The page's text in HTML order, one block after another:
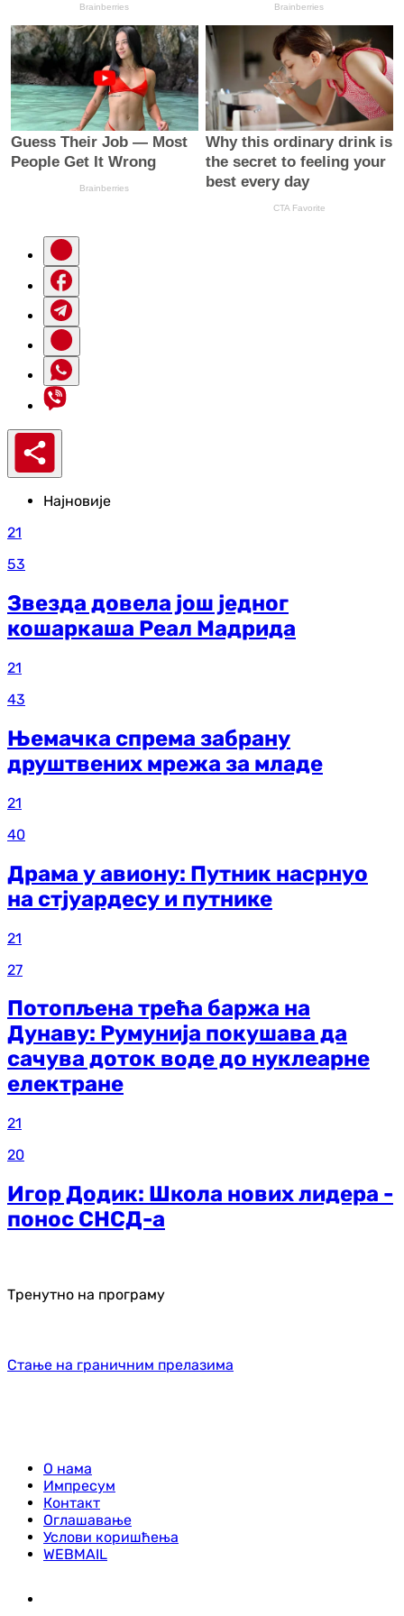
Најновије
21
53
Звезда довела још једног
кошаркаша Реал Мадрида
21
43
Њемачка спрема забрану
друштвених мрежа за младе
21
40
Драма у авиону: Путник насрнуо
на стјуардесу и путнике
21
27
Потопљена трећа баржа на
Дунаву: Румунија покушава да
сачува доток воде до нуклеарне
електране
21
20
Игор Додик: Школа нових лидера -
понос СНСД-а
Тренутно на програму
Стање на граничним прелазима
О нама
Импресум
Контакт
Оглашавање
Услови коришћења
WEBMAIL